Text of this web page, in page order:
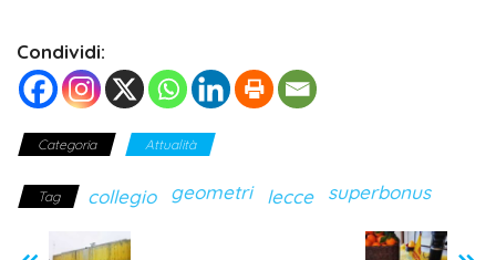
Condividi:
Categoria Attualità
Tag collegio geometri lecce superbonus